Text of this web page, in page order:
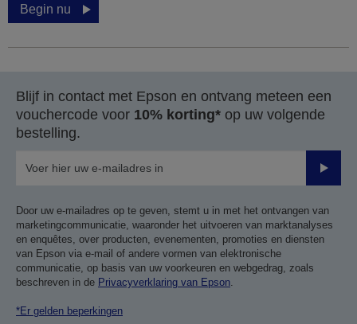
Begin nu
Blijf in contact met Epson en ontvang meteen een
vouchercode voor 10% korting* op uw volgende
bestelling.
Door uw e-mailadres op te geven, stemt u in met het ontvangen van
marketingcommunicatie, waaronder het uitvoeren van marktanalyses
en enquêtes, over producten, evenementen, promoties en diensten
van Epson via e-mail of andere vormen van elektronische
communicatie, op basis van uw voorkeuren en webgedrag, zoals
beschreven in de Privacyverklaring van Epson.
*Er gelden beperkingen